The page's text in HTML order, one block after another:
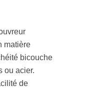
matière
bicouche
ou acier.
de